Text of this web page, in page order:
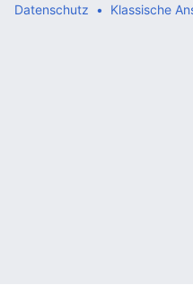
Datenschutz
Klassische